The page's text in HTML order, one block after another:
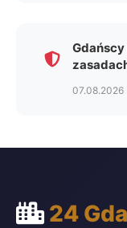
07.08.2026
24